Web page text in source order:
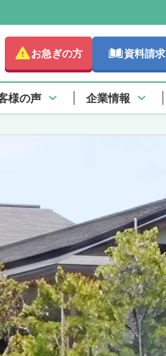
お急ぎの方 資料請求
様の声 企業情報